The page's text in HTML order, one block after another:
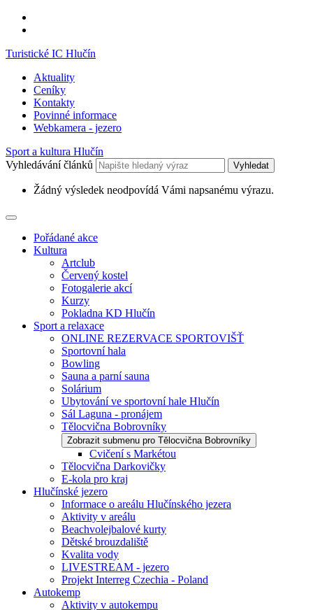
Turistické IC Hlučín
Aktuality
Ceníky
Kontakty
Povinné informace
Webkamera - jezero
Sport a kultura Hlučín
Vyhledávání článků
Vyhledat
Žádný výsledek neodpovídá Vámi napsanému výrazu.
Pořádané akce
Kultura
Artclub
Červený kostel
Fotogalerie akcí
Kurzy
Pokladna KD Hlučín
Sport a relaxace
ONLINE REZERVACE SPORTOVIŠŤ
Sportovní hala
Bowling
Sauna a parní sauna
Solárium
Ubytování ve sportovní hale Hlučín
Sál Laguna - pronájem
Tělocvična Bobrovníky
Zobrazit submenu pro Tělocvična Bobrovníky
Cvičení s Markétou
Tělocvična Darkovičky
E-kola pro kraj
Hlučínské jezero
Informace o areálu Hlučínského jezera
Aktivity v areálu
Beachvolejbalové kurty
Dětské brouzdaliště
Kvalita vody
LIVESTREAM - jezero
Projekt Interreg Czechia - Poland
Autokemp
Aktivity v autokempu